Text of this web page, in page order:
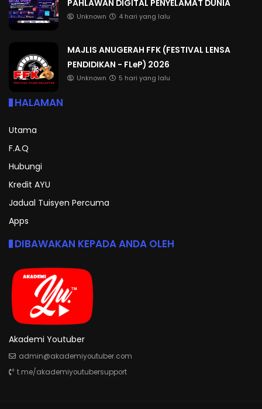
PAHLAWAN DIGITAL PENYELAMAT DUNIA
Unknown 4 hari yang lalu
MAJLIS ANUGERAH FFK (FESTIVAL LENSA
PENDIDIKAN - FLeP) 2026
Unknown 5 hari yang lalu
HALAMAN
Utama
F.A.Q
Hubungi
Kredit AYU
Jadual Tuisyen Percuma
Apps
DIBAWAKAN KEPADA ANDA OLEH
Akademi Youtuber
admin@akademiyoutuber.com
t.me/akademiyoutubersupport